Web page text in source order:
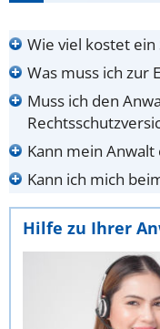
Wie viel kostet
Was muss ich zur
Muss ich den
Kann mein Anwalt
Kann ich mich
Hilfe zu Ihrer